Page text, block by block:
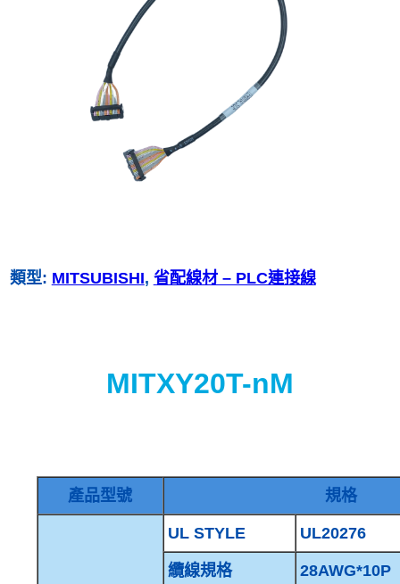
類型: MITSUBISHI, 省配線材 – PLC連接線
MITXY20T-nM
產品型號 規格
UL STYLE UL20276
纜線規格 28AWG*10P